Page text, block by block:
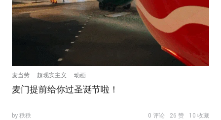
麦当劳 超现实主义 动画
麦门提前给你过圣诞节啦！
by 秩秩 0 评论 26 赞 10 收藏